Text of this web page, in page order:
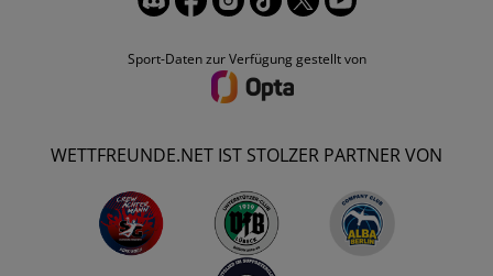
Sport-Daten zur Verfügung gestellt von
WETTFREUNDE.NET IST STOLZER PARTNER VON